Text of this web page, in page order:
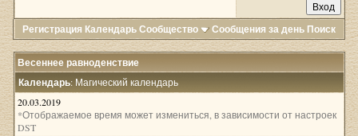
Регистрация КалендарьСообщество Сообщения за день Поиск
Весеннее равноденствие
Календарь: Магический календарь
20.03.2019
*Отображаемое время может измениться, в зависимости от настроек
DST